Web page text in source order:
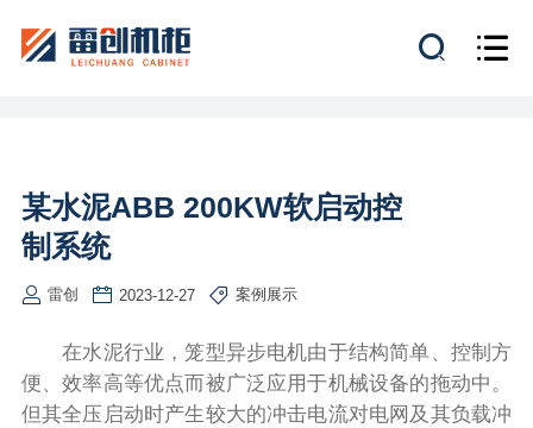
某水泥ABB 200KW软启动控
制系统
雷创 2023-12-27 案例展示
在水泥行业，笼型异步电机由于结构简单、控制方
便、效率高等优点而被广泛应用于机械设备的拖动中。
但其全压启动时产生较大的冲击电流对电网及其负载冲